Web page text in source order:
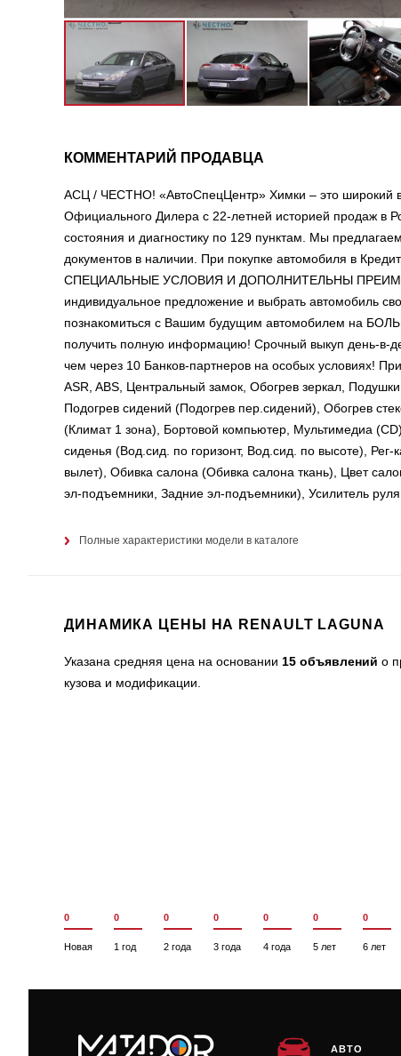
КОММЕНТАРИЙ ПРОДАВЦА
АСЦ / ЧЕСТНО! «АвтоСпецЦентр» Химки – это широкий
Официального Дилера с 22-летней историей продаж в
состояния и диагностику по 129 пунктам. Мы
документов в наличии. При покупке автомобиля в
СПЕЦИАЛЬНЫЕ УСЛОВИЯ И ДОПОЛНИТЕЛЬНЫ
индивидуальное предложение и выбрать автомобиль
познакомиться с Вашим будущим автомобилем на
получить полную информацию! Срочный выкуп день-в-
чем через 10 Банков-партнеров на особых
ASR, ABS, Центральный замок, Обогрев зеркал,
Подогрев сидений (Подогрев пер.сидений), Обогрев
(Климат 1 зона), Бортовой компьютер, Мультимедиа
сиденья (Вод.сид. по горизонт, Вод.сид. по высоте),
вылет), Обивка салона (Обивка салона ткань), Цвет
эл-подъемники, Задние эл-подъемники), Усилитель
Полные характеристики модели в каталоге
ДИНАМИКА ЦЕНЫ НА RENAULT LAGUNA
Указана средняя цена на основании 15 объявлений о
кузова и модификации.
0
Новая
0
1 год
0
2 года
0
3 года
0
4 года
0
5 лет
0
6 лет
АВТО